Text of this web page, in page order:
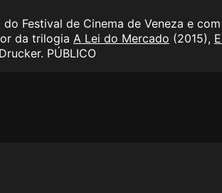
do Festival de Cinema de Veneza e
da trilogia A Lei do Mercado (2015),
PÚBLICO